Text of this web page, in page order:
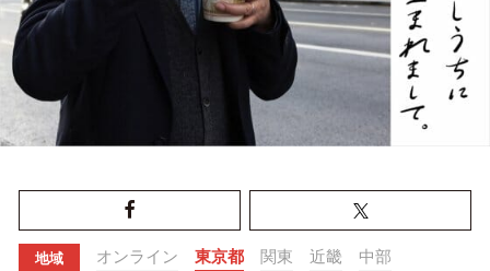
地域 オンライン 東京都 関東 近畿 中部